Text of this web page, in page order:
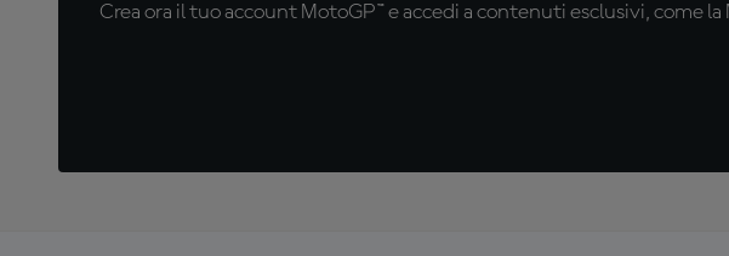
Crea ora il tuo account MotoGP™ e accedi a contenuti esclusivi, come